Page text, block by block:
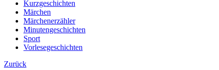
Kurzgeschichten
Märchen
Märchenerzähler
Minutengeschichten
Sport
Vorlesegeschichten
Zurück